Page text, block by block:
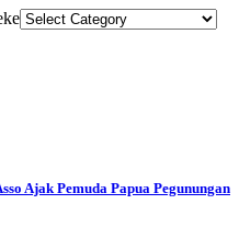
Ajak Pemuda Papua Pegunungan